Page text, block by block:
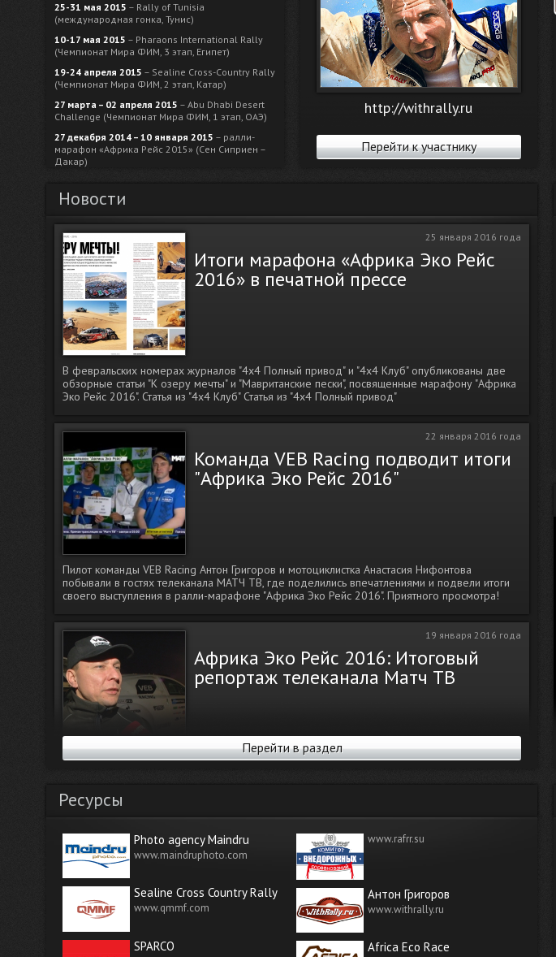
25-31 мая 2015 – Rally of Tunisia
(международная гонка, Тунис)
10-17 мая 2015 – Pharaons International Rally
(Чемпионат Мира ФИМ, 3 этап, Египет)
19-24 апреля 2015 – Sealine Cross-Country Rally
(Чемпионат Мира ФИМ, 2 этап, Катар)
27 марта – 02 апреля 2015 – Abu Dhabi Desert
Challenge (Чемпионат Мира ФИМ, 1 этап, ОАЭ)
27 декабря 2014 – 10 января 2015 – ралли-
марафон «Африка Рейс 2015» (Сен Сиприен –
Дакар)
http://withrally.ru
Перейти к участнику
Новости
25 января 2016 года
Итоги марафона «Африка Эко Рейс
2016» в печатной прессе
В февральских номерах журналов "4х4 Полный привод" и "4х4 Клуб" опубликованы две
обзорные статьи "К озеру мечты" и "Мавританские пески", посвященные марафону "Африка
Эко Рейс 2016". Статья из "4х4 Клуб" Статья из "4х4 Полный привод"
22 января 2016 года
Команда VEB Racing подводит итоги
"Африка Эко Рейс 2016"
Пилот команды VEB Racing Антон Григоров и мотоциклистка Анастасия Нифонтова
побывали в гостях телеканала МАТЧ ТВ, где поделились впечатлениями и подвели итоги
своего выступления в ралли-марафоне "Африка Эко Рейс 2016". Приятного просмотра!
19 января 2016 года
Африка Эко Рейс 2016: Итоговый
репортаж телеканала Матч ТВ
утро - начало новой истории, где происходят самые разные события и повороты! Сегодня
- ты лидер, а завтра - сторонний зритель. Специальный репортаж съемочной группы Матч
ТВ "В погоне за солнцем" подводит итоги двухнедельного...
«Африка Эко Рейс 2016» -
теледневник Этап 12, финиш!
Перейти в раздел
Ресурсы
Photo agency Maindru
www.maindruphoto.com
Sealine Cross Country Rally
www.qmmf.com
SPARCO
www.rafrr.su
Антон Григоров
www.withrally.ru
Africa Eco Race